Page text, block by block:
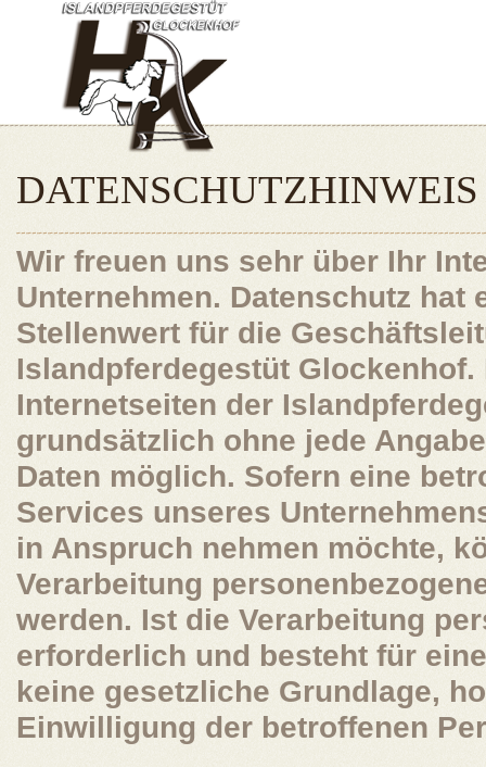
DATENSCHUTZHINWEIS
Wir freuen uns sehr über Ihr
Unternehmen. Datenschutz hat
Stellenwert für die
Islandpferdegestüt Glockenhof.
Internetseiten der
grundsätzlich ohne jede
Daten möglich. Sofern eine
Services unseres
in Anspruch nehmen möchte,
Verarbeitung
werden. Ist die Verarbeitung
erforderlich und besteht für
keine gesetzliche Grundlage,
Einwilligung der betroffenen